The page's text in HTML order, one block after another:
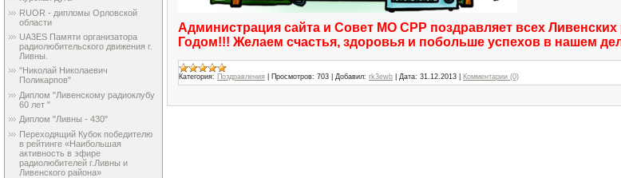
RUOR - дипломы Орловской
области
UA3ES Памяти организатора
радиолюбительского движения г.
Ливны.
"Николай Николаевич
Поликарпов"
Диплом "Ливенскому радиоклубу
60 лет "
Диплом "Ливны - 430"
Переходящий Кубок победителю
в рейтинге «Наибольшая
активность в эфире
радиолюбителей г.Ливны и
Ливенского района»
Администрация сайта и Совет МО СРР поздравляет всех
Годом!!! Желаем счастья, здоровья и побольше успехов в нашем
Категория: Поздравления Просмотров: 703 Добавил: rk3ewb Дата: 31.12.2013 Комментарии (0)